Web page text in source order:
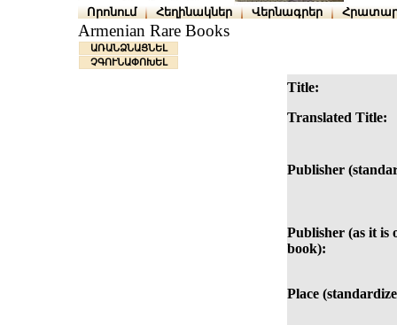
Որոնում Հեղինակներ Վերնագրեր
Armenian Rare Books
ԱՌԱՆՁՆԱՑՆԵԼ
ՉԳՈՒՆԱՓՈԽԵԼ
Title:
Translated Title:
Publisher
Publisher (as it is
book):
Place